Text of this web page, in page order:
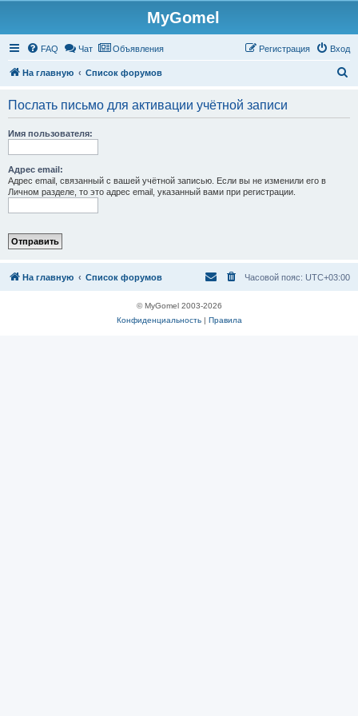
MyGomel
FAQ Чат Объявления Вход
Регистрация
На главную Список форумов
Послать письмо для активации учётной записи
Имя пользователя:
Адрес email:
Адрес email, связанный с вашей учётной записью. Если вы не изменили его в
Личном разделе, то это адрес email, указанный вами при регистрации.
На главную Список форумов Часовой пояс: UTC+03:00
© MyGomel 2003-2026
Конфиденциальность| Правила